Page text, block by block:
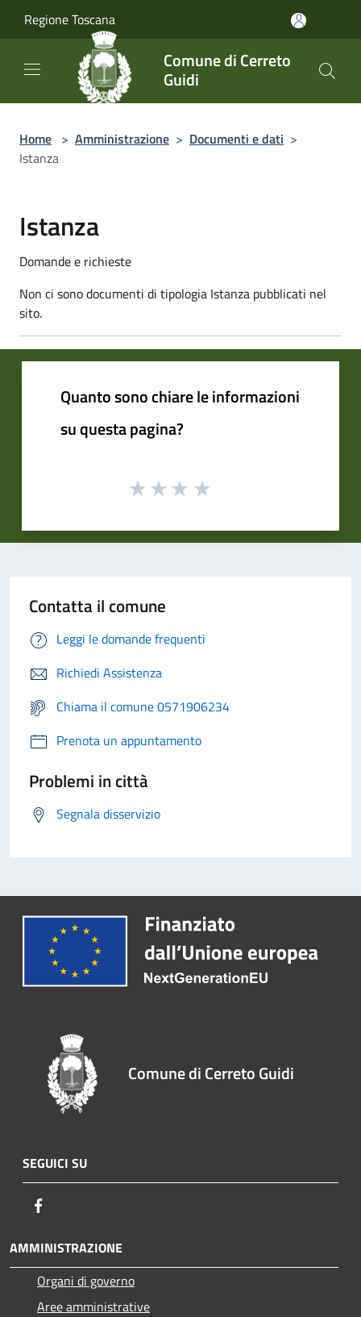
Regione Toscana
Comune di Cerreto
Guidi
Home > Amministrazione > Documenti e dati >
Istanza
Istanza
Domande e richieste
Non ci sono documenti di tipologia Istanza pubblicati nel
sito.
Quanto sono chiare le informazioni
su questa pagina?
Contatta il comune
Leggi le domande frequenti
Richiedi Assistenza
Chiama il comune 0571906234
Prenota un appuntamento
Problemi in città
Segnala disservizio
Comune di Cerreto Guidi
SEGUICI SU
AMMINISTRAZIONE
Organi di governo
Aree amministrative